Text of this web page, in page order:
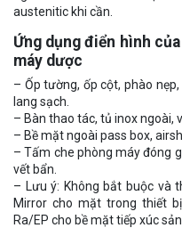
austenitic khi cần.
Ứng dụng điển hình
máy dược
– Ốp tường, ốp cột, phào
lang sạch.
– Bàn thao tác, tủ inox ngoài,
– Bề mặt ngoài pass box,
– Tấm che phòng máy đóng
vết bẩn.
– Lưu ý: Không bắt buộc và
Mirror cho mặt trong thiết
Ra/EP cho bề mặt tiếp xúc